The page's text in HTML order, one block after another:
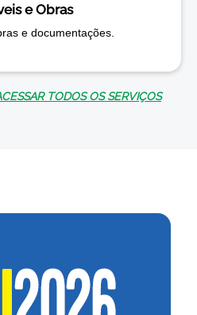
e Obras
e documentações.
TODOS OS SERVIÇOS